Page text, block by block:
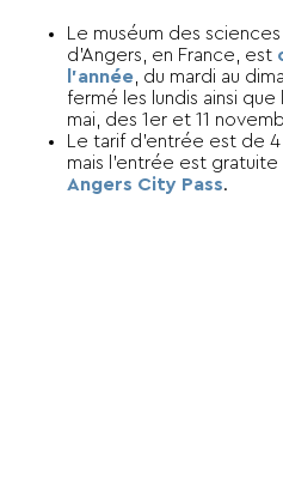
Le muséum des
d’Angers, en France, est
l’année , du mardi au
fermé les lundis ainsi que
mai, des 1er et 11
Le tarif d’entrée est de
mais l’entrée est
Angers City Pass.